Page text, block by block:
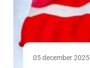
05 december 2025